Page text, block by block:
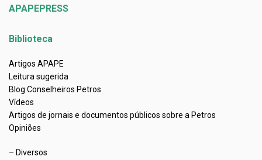
APAPEPRESS
Biblioteca
Artigos APAPE
Leitura sugerida
Blog Conselheiros Petros
Vídeos
Artigos de jornais e documentos públicos sobre a Petros
Opiniões
– Diversos